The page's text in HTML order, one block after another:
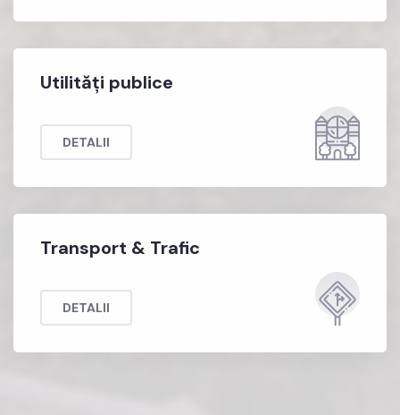
Utilități publice
DETALII
Transport & Trafic
DETALII